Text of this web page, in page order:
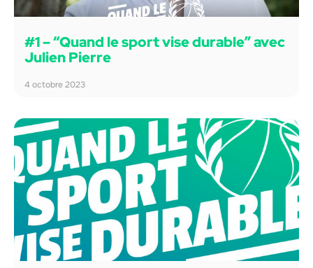
#1 – “Quand le sport vise durable” avec
Julien Pierre
4 octobre 2023